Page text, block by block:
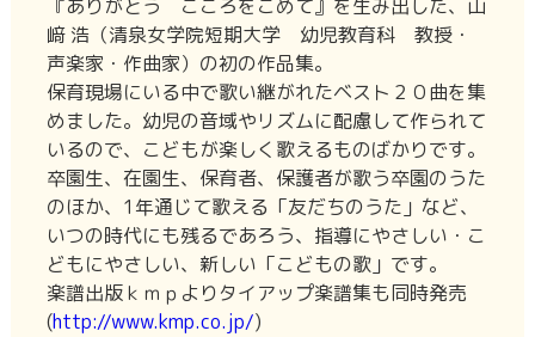
『ありがとう こころをこめて』を生み出した、山
﨑 浩（清泉女学院短期大学 幼児教育科 教授・
声楽家・作曲家）の初の作品集。
保育現場にいる中で歌い継がれたベスト２０曲を集
めました。幼児の音域やリズムに配慮して作られて
いるので、こどもが楽しく歌えるものばかりです。
卒園生、在園生、保育者、保護者が歌う卒園のうた
のほか、1年通じて歌える「友だちのうた」など、
いつの時代にも残るであろう、指導にやさしい・こ
どもにやさしい、新しい「こどもの歌」です。
楽譜出版ｋｍｐよりタイアップ楽譜集も同時発売
(http://www.kmp.co.jp/)